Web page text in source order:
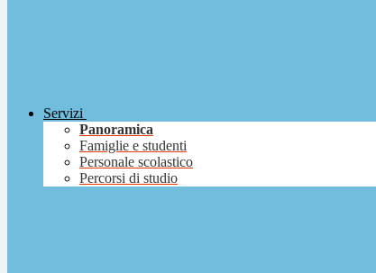
Servizi
Panoramica
Famiglie e studenti
Personale scolastico
Percorsi di studio